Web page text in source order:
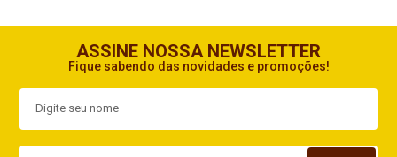
ASSINE NOSSA NEWSLETTER
Fique sabendo das novidades e promoções!